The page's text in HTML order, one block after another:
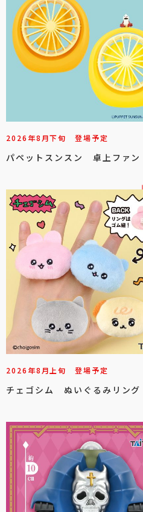
2026年8月下旬 登場予定
パペットスンスン 卓上ファン
2026年8月上旬 登場予定
チェゴシム ぬいぐるみリング